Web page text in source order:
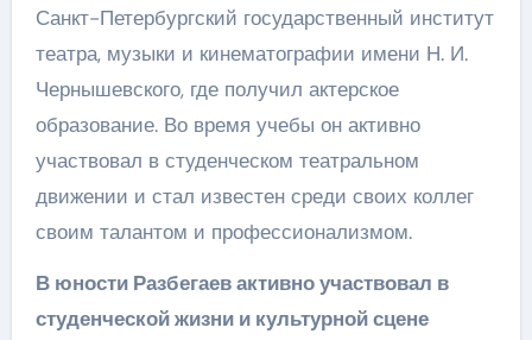
Санкт-Петербургский государственный институт
театра, музыки и кинематографии имени Н. И.
Чернышевского, где получил актерское
образование. Во время учебы он активно
участвовал в студенческом театральном
движении и стал известен среди своих коллег
своим талантом и профессионализмом.
В юности Разбегаев активно участвовал в
студенческой жизни и культурной сцене